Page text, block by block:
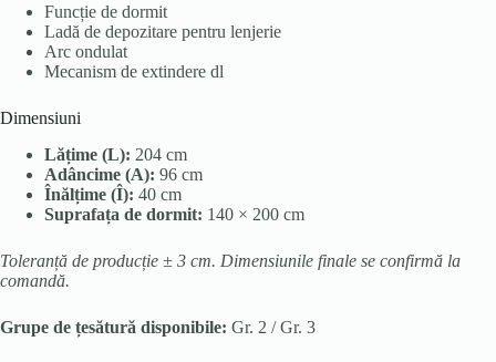
Funcție de dormit
Ladă de depozitare pentru lenjerie
Arc ondulat
Mecanism de extindere dl
Dimensiuni
Lățime (L): 204 cm
Adâncime (A): 96 cm
Înălțime (Î): 40 cm
Suprafața de dormit: 140 × 200 cm
Toleranță de producție ± 3 cm. Dimensiunile finale se confirmă la
comandă.
Grupe de țesătură disponibile: Gr. 2 / Gr. 3